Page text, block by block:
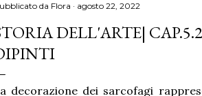
da Flora agosto 22, 2022
DELL'ARTE|
decorazione dei sarcofagi